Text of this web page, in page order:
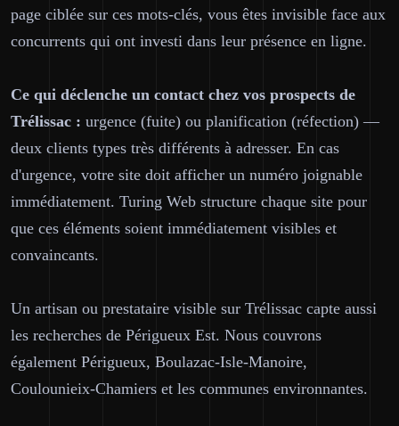
page ciblée sur ces mots-clés, vous êtes invisible face aux
concurrents qui ont investi dans leur présence en ligne.
Ce qui déclenche un contact chez vos prospects de
Trélissac : urgence (fuite) ou planification (réfection) —
deux clients types très différents à adresser. En cas
d'urgence, votre site doit afficher un numéro joignable
immédiatement. Turing Web structure chaque site pour
que ces éléments soient immédiatement visibles et
convaincants.
Un artisan ou prestataire visible sur Trélissac capte aussi
les recherches de Périgueux Est. Nous couvrons
également Périgueux, Boulazac-Isle-Manoire,
Coulounieix-Chamiers et les communes environnantes.